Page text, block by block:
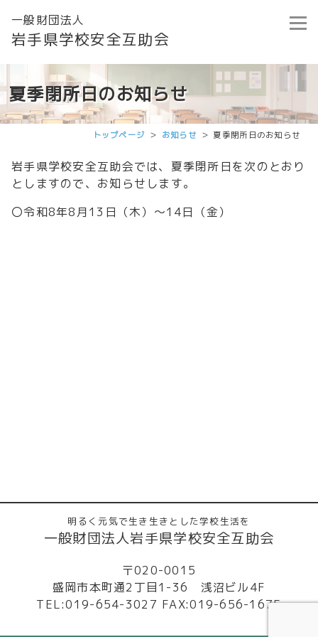
一般財団法人
岩手県学校安全互助会
夏季閉所日のお知らせ
トップページ お知らせ 夏季閉所日のお知らせ
岩手県学校安全互助会では、夏季閉所日を次のとおり
としますので、お知らせします。
〇令和8年8月13日（木）～14日（金）
明るく元気で生き生きとした学校生活を
一般財団法人岩手県学校安全互助会
〒020-0015
盛岡市本町通2丁目1-36 浅沼ビル4F
TEL:019-654-3027 FAX:019-656-1675